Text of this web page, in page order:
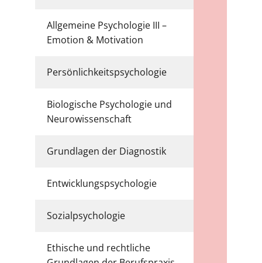
Allgemeine Psychologie III –
Emotion & Motivation
Persönlichkeitspsychologie
Biologische Psychologie und
Neurowissenschaft
Grundlagen der Diagnostik
Entwicklungspsychologie
Sozialpsychologie
Ethische und rechtliche